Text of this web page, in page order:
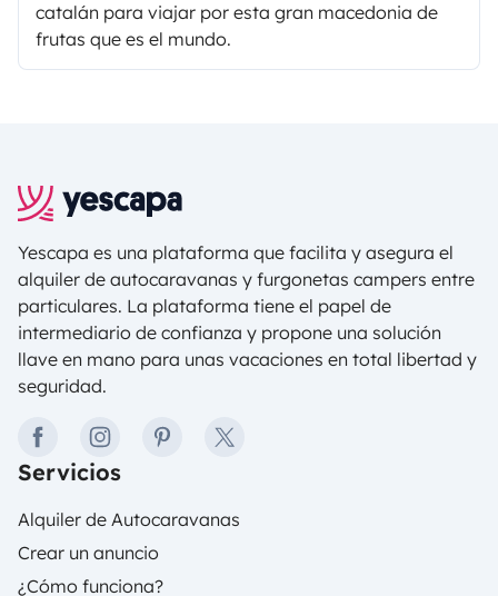
catalán para viajar por esta gran macedonia de
frutas que es el mundo.
Yescapa es una plataforma que facilita y asegura el
alquiler de autocaravanas y furgonetas campers entre
particulares. La plataforma tiene el papel de
intermediario de confianza y propone una solución
llave en mano para unas vacaciones en total libertad y
seguridad.
facebookinstagrampinteresttwitter
Servicios
Alquiler de Autocaravanas
Crear un anuncio
¿Cómo funciona?